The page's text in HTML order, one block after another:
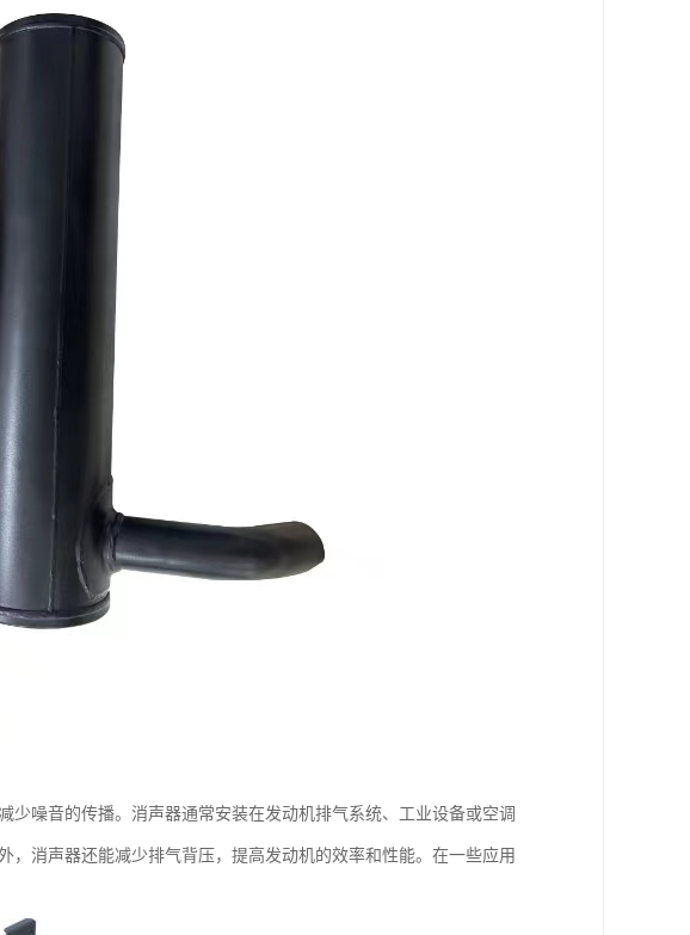
噪音的传播。消声器通常安装在发动机排气系统、工业设备或空调
消声器还能减少排气背压，提高发动机的效率和性能。在一些应用